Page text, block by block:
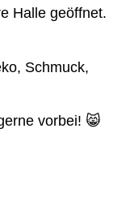
Halle geöffnet.
Schmuck,
vorbei! 😸